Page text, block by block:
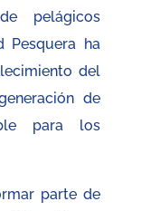
pelágicos
Pesquera ha
del
de
para los
parte de